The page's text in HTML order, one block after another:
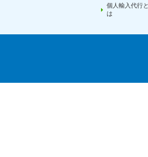
個人輸入代行と
は